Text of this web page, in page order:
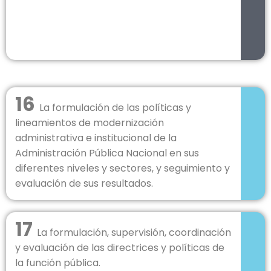
16 La formulación de las políticas y
lineamientos de modernización
administrativa e institucional de la
Administración Pública Nacional en sus
diferentes niveles y sectores, y seguimiento y
evaluación de sus resultados.
17 La formulación, supervisión, coordinación
y evaluación de las directrices y políticas de
la función pública.